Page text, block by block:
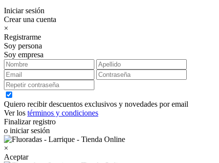
Iniciar sesión
Crear una cuenta
×
Registrarme
Soy persona
Soy empresa
Quiero recibir descuentos exclusivos y novedades por email
Ver los términos y condiciones
Finalizar registro
o iniciar sesión
×
Aceptar